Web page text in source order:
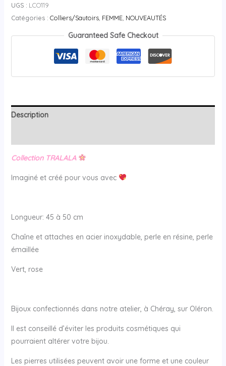
UGS : LCO119
Catégories : Colliers/Sautoirs, FEMME, NOUVEAUTÉS
Guaranteed Safe Checkout
Description
Collection TRALALA
Imaginé et créé pour vous avec
Longueur: 45 à 50 cm
Chaîne et attaches en acier inoxydable, perle en résine, perle
émaillée
Vert, rose
Bijoux confectionnés dans notre atelier, à Chéray, sur Oléron.
Il est conseillé d’éviter les produits cosmétiques qui
pourraient altérer votre bijou.
Les pierres utilisées peuvent avoir une forme et une couleur